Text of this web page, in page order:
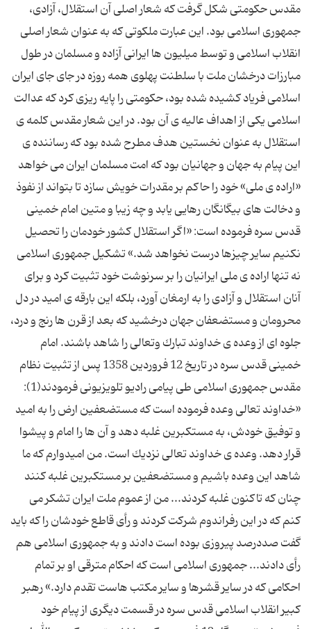
مقدس حكومتی شكل گرفت كه شعار اصلی آن استقلال، آزادی،
جمهوری اسلامی بود. این عبارت ملكوتی كه به عنوان شعار اصلی
انقلاب اسلامی و توسط میلیون ها ایرانی آزاده و مسلمان در طول
مبارزات درخشان ملت با سلطنت پهلوی همه روزه در جای جای ایران
اسلامی فریاد كشیده شده بود، حكومتی را پایه ریزی كرد كه عدالت
اسلامی یكی از اهداف عالیه ی آن بود. در این شعار مقدس كلمه ی
استقلال به عنوان نخستین هدف مطرح شده بود كه رساننده ی
این پیام به جهان و جهانیان بود كه امت مسلمان ایران می خواهد
«اراده ی ملی» خود را حاكم بر مقدرات خویش سازد تا بتواند از نفوذ
و دخالت های بیگانگان رهایی یابد و چه زیبا و متین امام خمینی
قدس سره فرموده است: «اگر استقلال كشور خودمان را تحصیل
نكنیم سایر چیزها درست نخواهد شد.» تشكیل جمهوری اسلامی
نه تنها اراده ی ملی ایرانیان را بر سرنوشت خود تثبیت كرد و برای
آنان استقلال و آزادی را به ارمغان آورد، بلكه این بارقه ی امید در دل
محرومان و مستضعفان جهان درخشید كه بعد از قرن ها رنج و درد،
جلوه ای از وعده ی خداوند تبارك وتعالی را شاهد باشند. امام
خمینی قدس سره در تاریخ 12 فروردین 1358 پس از تثبیت نظام
مقدس جمهوری اسلامی طی پیامی رادیو تلویزیونی فرمودند(1):
«خداوند تعالی وعده فرموده است كه مستضعفین ارض را به امید
و توفیق خودش، به مستكبرین غلبه دهد و آن ها را امام و پیشوا
قرار دهد. وعده ی خداوند تعالی نزدیك است. من امیدوارم كه ما
شاهد این وعده باشیم و مستضعفین بر مستكبرین غلبه كنند
چنان كه تاكنون غلبه كردند... من از عموم ملت ایران تشكر می
كنم كه در این رفراندوم شركت كردند و رأی قاطع خودشان را كه باید
گفت صددرصد پیروزی بوده است دادند و به جمهوری اسلامی هم
رأی دادند... جمهوری اسلامی است كه احكام مترقی او بر تمام
احكامی كه در سایر قشرها و سایر مكتب هاست تقدم دارد.» رهبر
كبیر انقلاب اسلامی قدس سره در قسمت دیگری از پیام خود